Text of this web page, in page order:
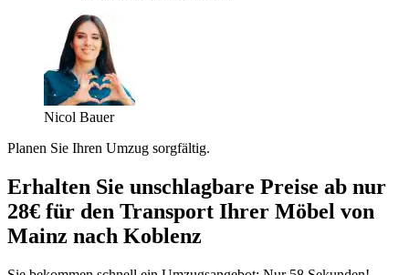
Nicol Bauer
Planen Sie Ihren Umzug sorgfältig.
Erhalten Sie unschlagbare Preise ab nur
28€ für den Transport Ihrer Möbel von
Mainz nach Koblenz